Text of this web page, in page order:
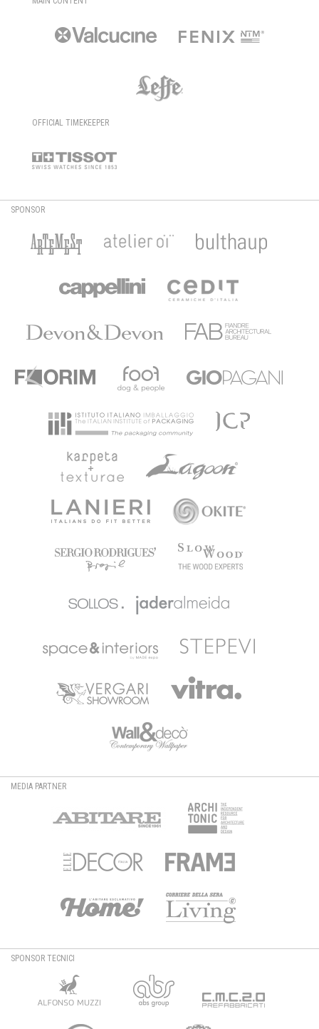
OFFICIAL TIMEKEEPER
SPONSOR
MEDIA PARTNER
SPONSOR TECNICI